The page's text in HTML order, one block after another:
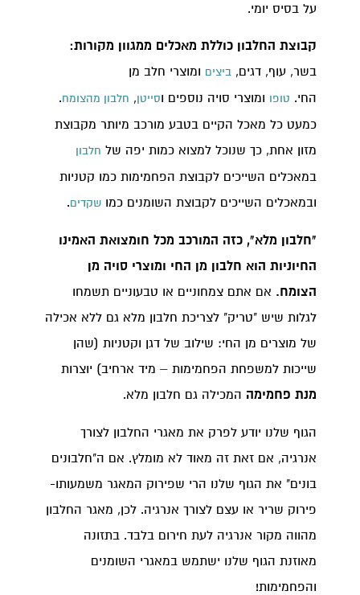
על בסיס יומי.
קבוצת החלבון כוללת מאכלים ממגוון מקורות:
בשר, עוף, דגים, ביצים ומוצרי חלב מן
החי. טופו ומוצרי סויה נוספים וסייטן, חלבון מהצומח.
כמעט כל מאכל הקיים בטבע מורכב מיותר מקבוצת
מזון אחת, כך שנוכל למצוא כמות יפה של חלבון
במאכלים השייכים לקבוצת הפחמימות כמו קטניות
ובמאכלים השייכים לקבוצת השומנים כמו שקדים.
"חלבון מלא", כזה המורכב מכל חומצואת האמינו
החיוניות הוא חלבון מן החי ומוצרי סויה מן
הצומח. אם אתם צמחוניים או טבעוניים תשמחו
לגלות שיש "טריק" לצריכת חלבון מלא גם ללא אכילה
של מוצרים מן החי: שילוב של דגן וקטניות (שהן
שייכות למשפחת הפחמימות – מיד ארחיב) יוצרות
מנת פחמימה המכילה גם חלבון מלא.
הגוף שלנו יודע לפרק את מאגרי החלבון לצורך
אנרגיה, אם זאת זה מאוד לא מומלץ. אם ה"חלבונים
בונים" את הגוף שלנו הרי שפירוק המאגר משמעותו-
פירוק שריר או עצם לצורך אנרגיה. לכן, מאגר החלבון
מהווה מקור אנרגיה לעת חירום בלבד. בתזונה
מאוזנת הגוף שלנו ישתמש במאגרי השומנים
והפחמימות!